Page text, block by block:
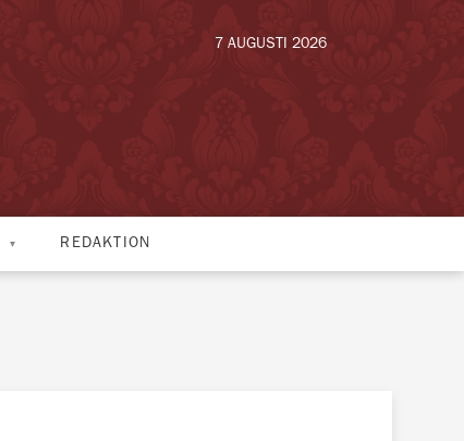
7 AUGUSTI 2026
REDAKTION